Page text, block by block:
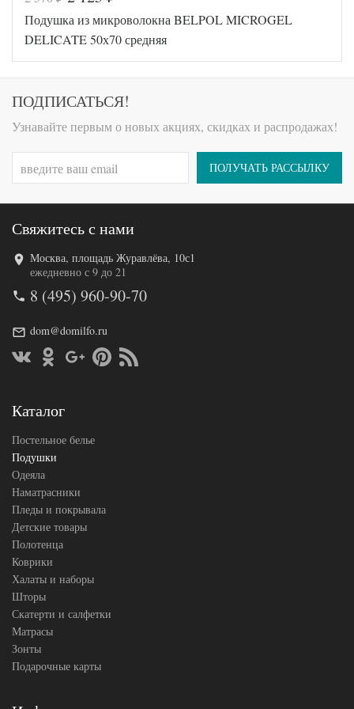
Код товара
547-315
Артикул
BP4607
1457571
18
Плотность
Средняя
Размер
Наполнитель
Овечья
Belpol
(Россия)
Код товара
572-633
Артикул
Размер
Наполнитель
Микроволокно
Подушка из микроволокна BELPOL MICROGEL
DELICATE 50х70 средняя
ПОДПИСАТЬСЯ!
Узнавайте первым о новых акциях, скидках и распродажах!
ПОЛУЧАТЬ РАССЫЛКУ
Свяжитесь с нами
Москва, площадь Журавлёва, 10с1
ежедневно с 9 до 21
8 (495) 960-90-70
dom@domilfo.ru
Каталог
Постельное белье
Подушки
Одеяла
Наматрасники
Пледы и покрывала
Детские товары
Полотенца
Коврики
Халаты и наборы
Шторы
Скатерти и салфетки
Матрасы
Зонты
Подарочные карты